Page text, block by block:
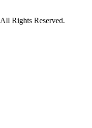
All Rights Reserved.